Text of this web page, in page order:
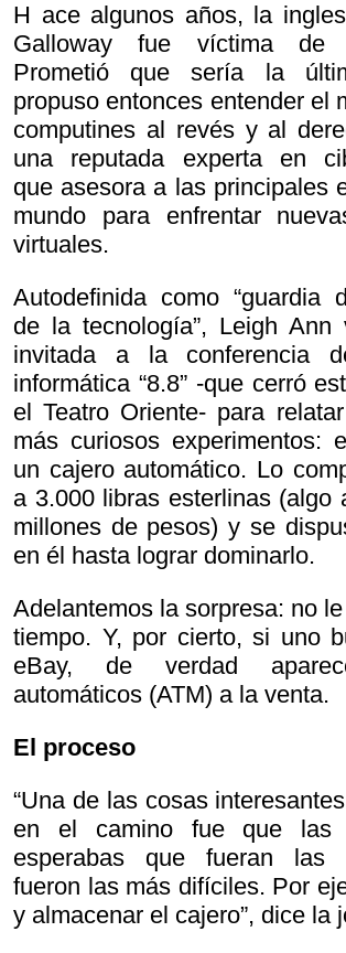
H ace algunos años, la
Galloway fue víctima de
Prometió que sería la
propuso entonces entender el
computines al revés y al
una reputada experta en
que asesora a las principales
mundo para enfrentar
virtuales.
Autodefinida como “guardia
de la tecnología”, Leigh
invitada a la conferencia
informática “8.8” -que cerró
el Teatro Oriente- para
más curiosos experimentos:
un cajero automático. Lo
a 3.000 libras esterlinas (algo
millones de pesos) y se
en él hasta lograr dominarlo.
Adelantemos la sorpresa: no
tiempo. Y, por cierto, si uno
eBay, de verdad
automáticos (ATM) a la venta.
El proceso
“Una de las cosas
en el camino fue que las
esperabas que fueran las
fueron las más difíciles. Por
y almacenar el cajero”, dice la